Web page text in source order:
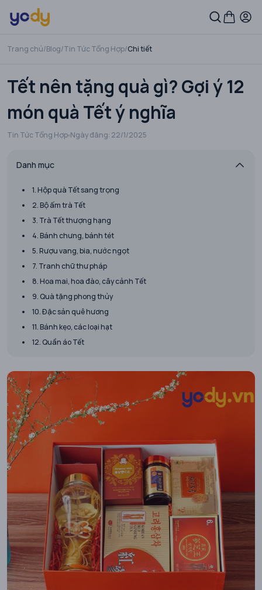
Trang chủ/Blog/Tin Tức Tổng Hợp/Chi tiết
Tết nên tặng quà gì? Gợi ý 12
món quà Tết ý nghĩa
Tin Tức Tổng Hợp Ngày đăng: 22/1/2025
Danh mục
1. Hộp quà Tết sang trọng
2. Bộ ấm trà Tết
3. Trà Tết thượng hạng
4. Bánh chưng, bánh tét
5. Rượu vang, bia, nước ngọt
7. Tranh chữ thư pháp
8. Hoa mai, hoa đào, cây cảnh Tết
9. Quà tặng phong thủy
10. Đặc sản quê hương
11. Bánh kẹo, các loại hạt
12. Quần áo Tết